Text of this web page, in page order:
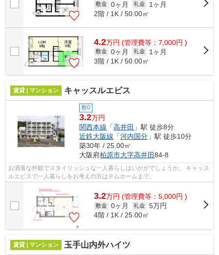
敷金 0ヶ月 礼金
1ヶ月
2階 / 1K / 50.00㎡
4.2万円 (管理費等：7,000円 )
敷金 0ヶ月 礼金
1ヶ月
3階 / 1K / 50.00㎡
賃貸 | マンション キャッスルエビス
敷0
3.2万円
関西本線 「高井田 」駅 徒歩8分
近鉄大阪線 「河内国分 」駅 徒歩10分
築30年 / 25.00㎡
大阪府柏原市大字高井田84-8
お洒落な外観でスタイリッシュな一人暮らしはいかがでしょうか。 キャッス
ルエビスで一人暮らしをお考えの方はテムホームまで。
3.2万円 (管理費等：5,000円 )
敷金 0ヶ月 礼金 5万円
4階 / 1K / 25.00㎡
賃貸 | マンション 玉手山内外ハイツ